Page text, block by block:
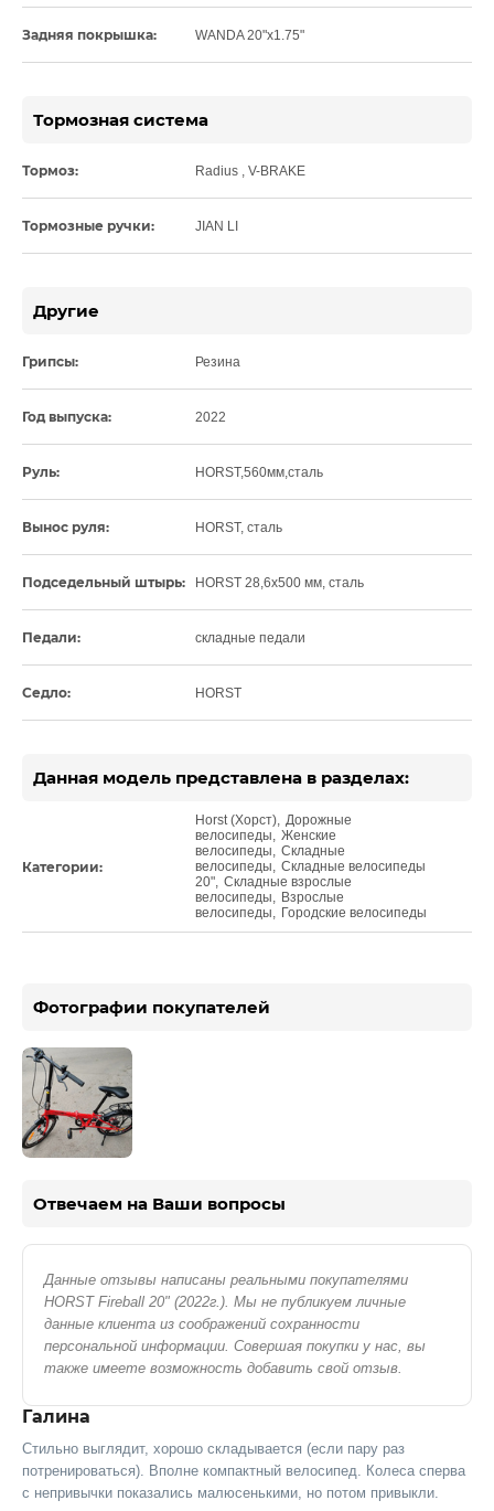
Задняя покрышка: WANDA 20"x1.75"
Тормозная система
Тормоз: Radius , V-BRAKE
Тормозные ручки: JIAN LI
Другие
Грипсы: Резина
Год выпуска: 2022
Руль: HORST,560мм,сталь
Вынос руля: HORST, сталь
Подседельный штырь: HORST 28,6x500 мм, сталь
Педали: складные педали
Седло: HORST
Данная модель представлена в разделах:
Категории:
Horst (Хорст), Дорожные
велосипеды, Женские
велосипеды, Складные
велосипеды, Складные велосипеды
20", Складные взрослые
велосипеды, Взрослые
велосипеды, Городские велосипеды
Фотографии покупателей
Отвечаем на Ваши вопросы
Данные отзывы написаны реальными покупателями
HORST Fireball 20" (2022г.). Мы не публикуем личные
данные клиента из соображений сохранности
персональной информации. Совершая покупки у нас, вы
также имеете возможность добавить свой отзыв.
Галина
Стильно выглядит, хорошо складывается (если пару раз
потренироваться). Вполне компактный велосипед. Колеса сперва
с непривычки показались малюсенькими, но потом привыкли.